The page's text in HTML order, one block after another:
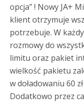
opcja” ! Nowy JA+
klient otrzymuje
potrzebuje. W
rozmowy do
limitu oraz pakiet
wielkość pakietu
w doładowaniu 60
Dodatkowo przez